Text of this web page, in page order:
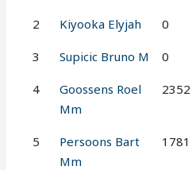
2 Kiyooka Elyjah 0
3 Supicic Bruno M 0
4
Goossens Roel
Mm
2352
5
Persoons Bart
Mm
1781